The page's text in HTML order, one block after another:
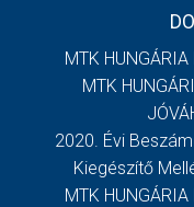
MTK
MTK
2020. Évi
Kiegészítő
MTK